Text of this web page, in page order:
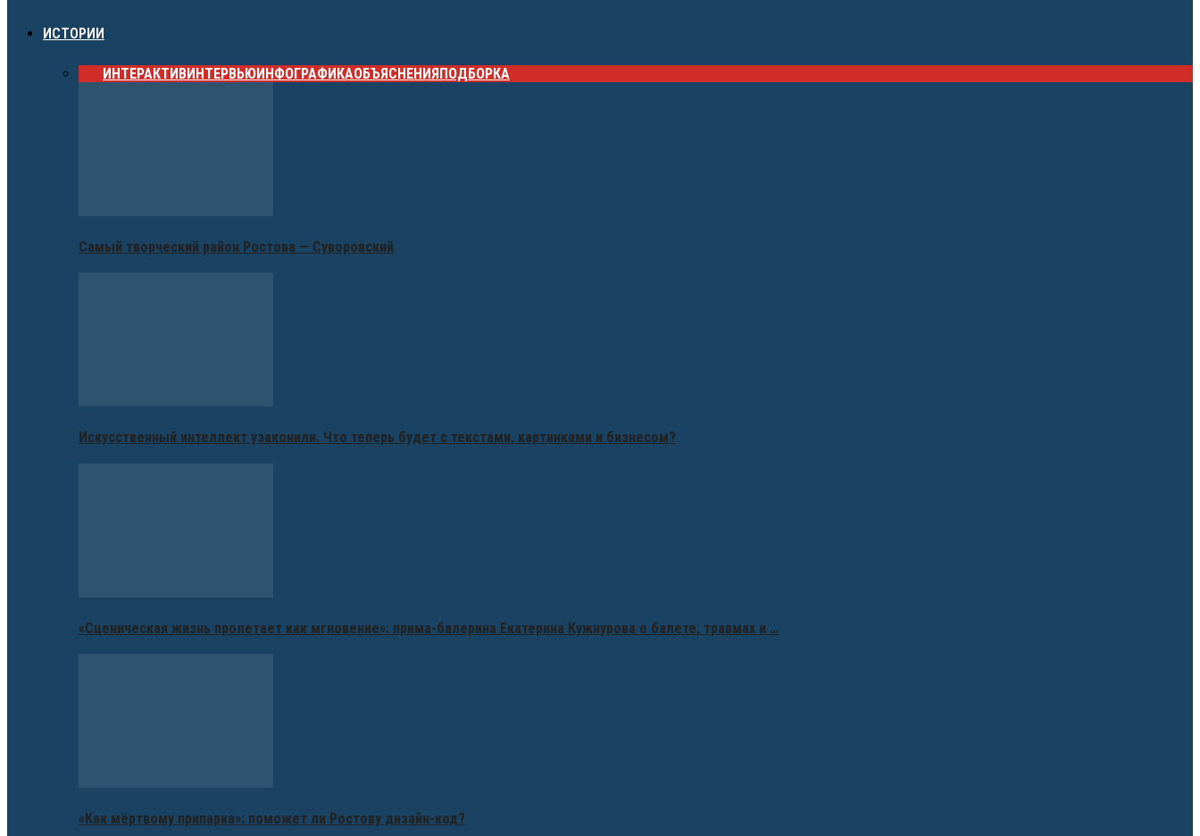
ИСТОРИИ
ИНТЕРАКТИВИНТЕРВЬЮИНФОГРАФИКАОБЪЯСНЕНИЯПОДБОРКА
Самый творческий район Ростова — Суворовский
Искусственный интеллект узаконили. Что теперь будет с текстами, картинками и бизнесом?
«Сценическая жизнь пролетает как мгновение»: прима-балерина Екатерина Кужнурова о балете, травмах и …
«Как мёртвому припарка»: поможет ли Ростову дизайн-код?